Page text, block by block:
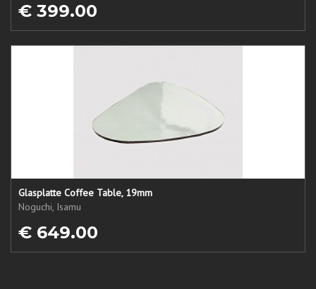
€ 399.00
Glasplatte Coffee Table, 19mm
Noguchi, Isamu
€ 649.00